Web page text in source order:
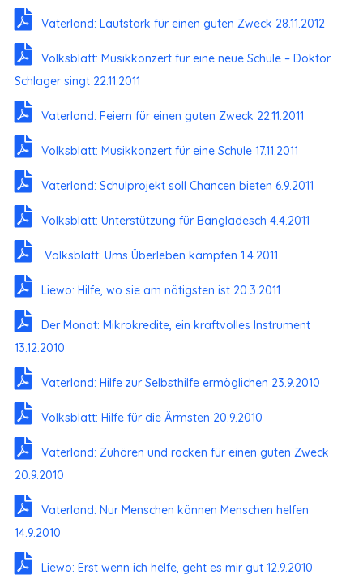
Vaterland: Lautstark für einen guten Zweck 28.11.2012
Volksblatt: Musikkonzert für eine neue Schule – Doktor
Schlager singt 22.11.2011
Vaterland: Feiern für einen guten Zweck 22.11.2011
Volksblatt: Musikkonzert für eine Schule 17.11.2011
Vaterland: Schulprojekt soll Chancen bieten 6.9.2011
Volksblatt: Unterstützung für Bangladesch 4.4.2011
Volksblatt: Ums Überleben kämpfen 1.4.2011
Liewo: Hilfe, wo sie am nötigsten ist 20.3.2011
Der Monat: Mikrokredite, ein kraftvolles Instrument
13.12.2010
Vaterland: Hilfe zur Selbsthilfe ermöglichen 23.9.2010
Volksblatt: Hilfe für die Ärmsten 20.9.2010
Vaterland: Zuhören und rocken für einen guten Zweck
20.9.2010
Vaterland: Nur Menschen können Menschen helfen
14.9.2010
Liewo: Erst wenn ich helfe, geht es mir gut 12.9.2010